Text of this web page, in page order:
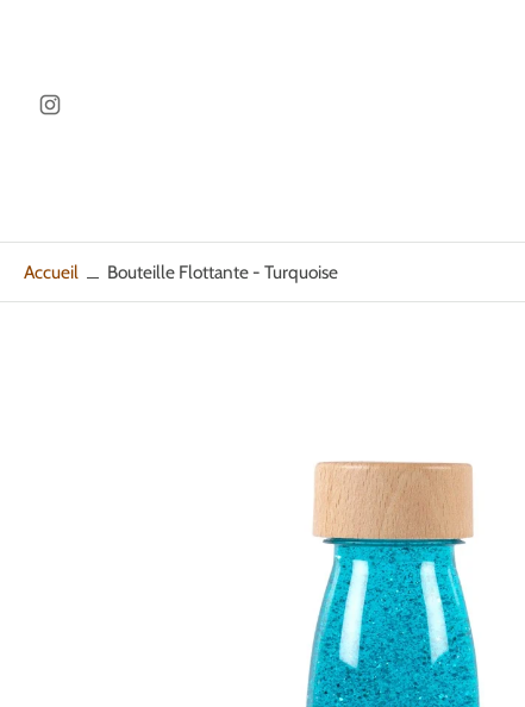
Accueil Bouteille Flottante - Turquoise